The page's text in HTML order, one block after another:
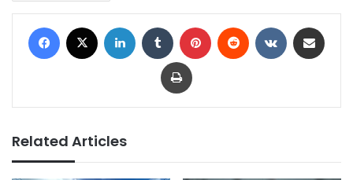
Print
Related Articles